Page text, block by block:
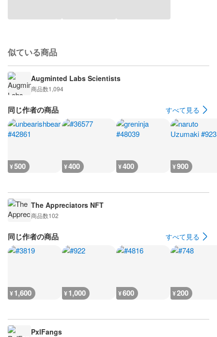
似ている商品
Augminted Labs Scientists
商品数1,094
同じ作者の商品 すべて見る
¥500 ¥400 ¥400 ¥900
The Appreciators NFT
商品数102
同じ作者の商品 すべて見る
¥1,600 ¥1,000 ¥600 ¥200
PxlFangs